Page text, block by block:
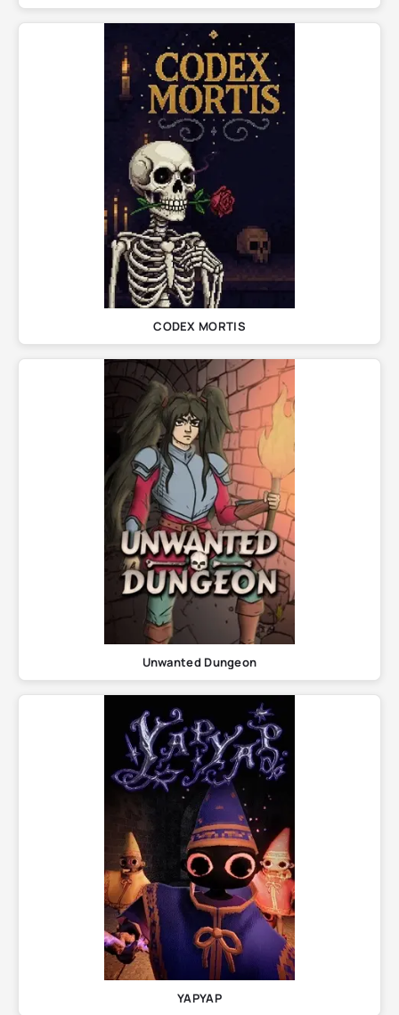
CODEX MORTIS
Unwanted Dungeon
YAPYAP